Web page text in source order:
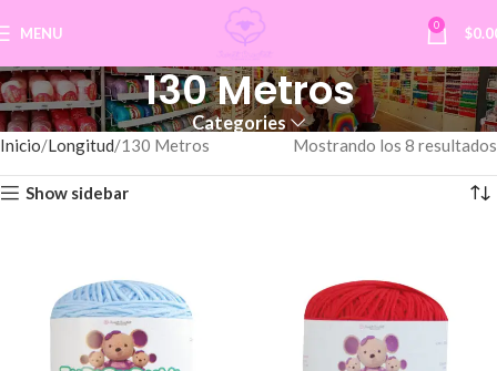
MENU 0 $
130 Metros
Categories
Inicio Longitud 130 Metros Mostrando los 8 resultados
Show sidebar